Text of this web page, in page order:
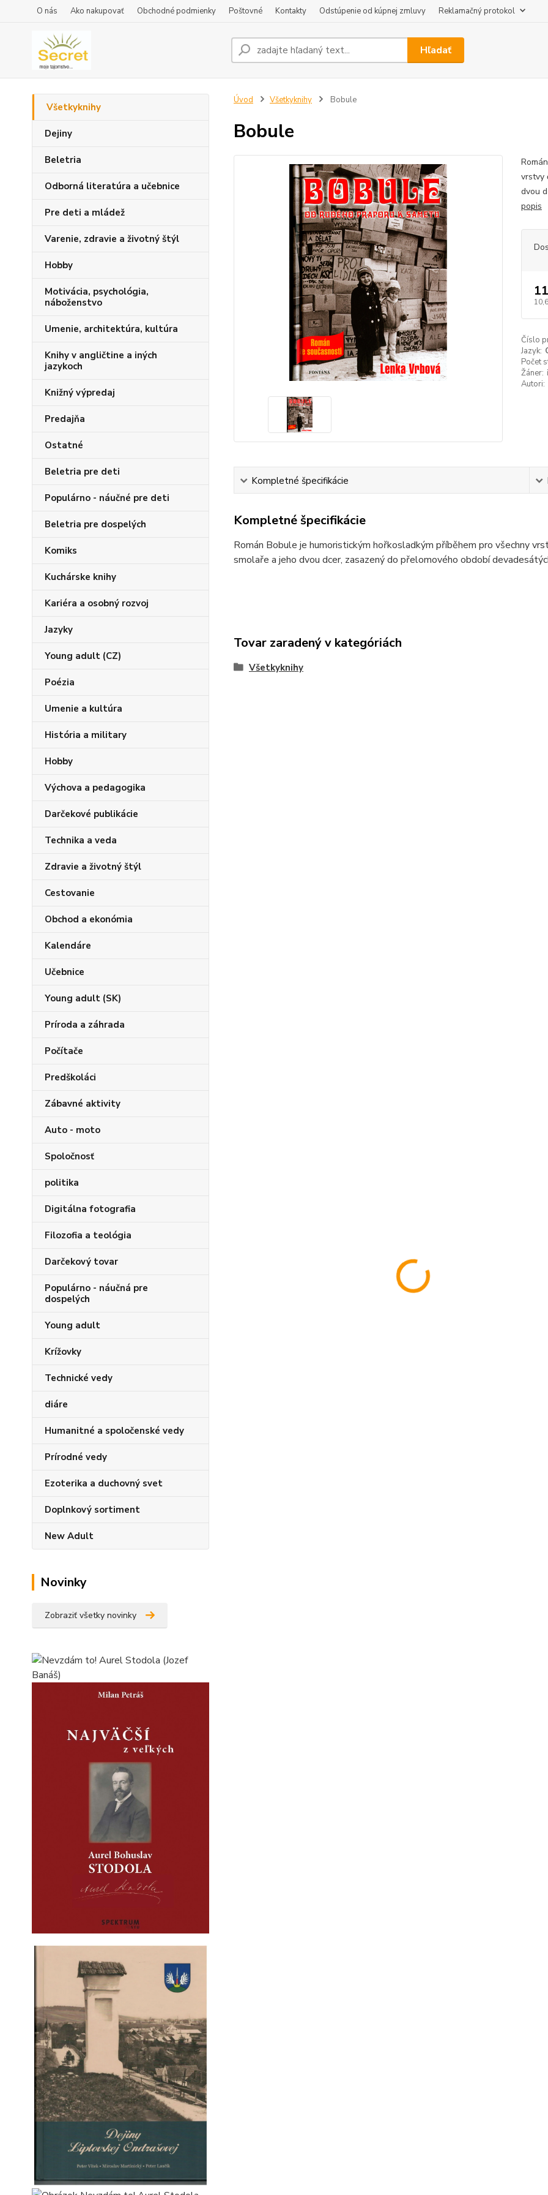
O nás Ako nakupovať Obchodné podmienky Poštovné Kontakty Odstúpenie od kúpnej zmluvy Reklamačný protokol
Hľadať
Všetkyknihy
Dejiny
Beletria
Odborná literatúra a učebnice
Pre deti a mládež
Varenie, zdravie a životný štýl
Hobby
Motivácia, psychológia,
náboženstvo
Umenie, architektúra, kultúra
Knihy v angličtine a iných
jazykoch
Knižný výpredaj
Predajňa
Ostatné
Beletria pre deti
Populárno - náučné pre deti
Beletria pre dospelých
Komiks
Kuchárske knihy
Kariéra a osobný rozvoj
Jazyky
Young adult (CZ)
Poézia
Umenie a kultúra
História a military
Hobby
Výchova a pedagogika
Darčekové publikácie
Technika a veda
Zdravie a životný štýl
Cestovanie
Obchod a ekonómia
Kalendáre
Učebnice
Young adult (SK)
Príroda a záhrada
Počítače
Predškoláci
Zábavné aktivity
Auto - moto
Spoločnosť
politika
Digitálna fotografia
Filozofia a teológia
Darčekový tovar
Populárno - náučná pre
dospelých
Young adult
Krížovky
Technické vedy
diáre
Humanitné a spoločenské vedy
Prírodné vedy
Ezoterika a duchovný svet
Doplnkový sortiment
New Adult
Novinky
Zobraziť všetky novinky
Úvod Všetkyknihy Bobule
Bobule
vrstvy
dvou
popis
Číslo
Jazyk:
Počet
Žáner:
Autori:
Kompletné špecifikácie
Kompletné špecifikácie
Román Bobule je humoristickým hořkosladkým příběhem pro všechny
smolaře a jeho dvou dcer, zasazený do přelomového období
Tovar zaradený v kategóriách
Všetkyknihy